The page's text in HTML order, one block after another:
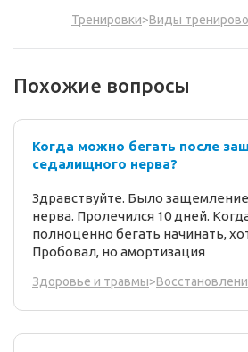
Тренировки>Виды
Похожие вопросы
Когда можно бегать после
седалищного нерва?
Здравствуйте. Было
нерва. Пролечился 10 дней.
полноценно бегать начинать,
Пробовал, но амортизация
Здоровье и травмы>